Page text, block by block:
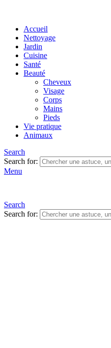
Accueil
Nettoyage
Jardin
Cuisine
Santé
Beauté
Cheveux
Visage
Corps
Mains
Pieds
Vie pratique
Animaux
Search
Search for:
Menu
Search
Search for: